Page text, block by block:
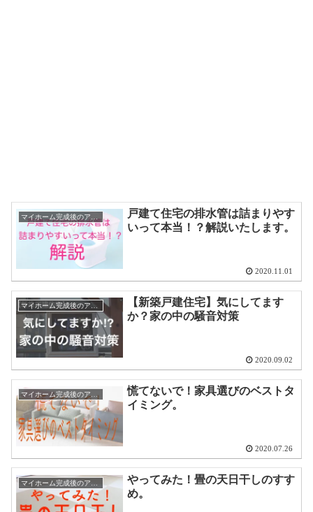
マイホーム完成後のアドバイス
戸建て住宅の排水管は詰まりやす
いって本当！？解説いたします。
2020.11.01
【新築戸建住宅】気にしてます
か？家の中の騒音対策
2020.09.02
マイホーム完成後のアドバイス
慌てないで！家具選びのベストタ
イミング。
2020.07.26
やってみた！畳の天日干しのすす
め。